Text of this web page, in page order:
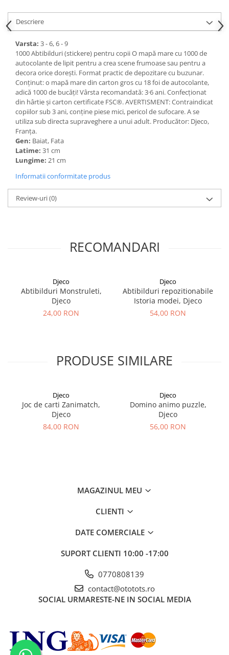
Descriere
Varsta: 3 - 6, 6 - 9
1000 Abtibilduri (stickere) pentru copii O mapă mare cu 1000 de
autocolante de lipit pentru a crea scene frumoase sau pentru a
decora orice dorești. Format practic de depozitare cu buzunar.
Conținut: o mapă mare din carton gros cu 18 foi de autocolante,
adică 1000 de bucăți! Vârsta recomandată: 3·6 ani. Confecționat
din hârtie și carton certificate FSC®. AVERTISMENT: Contraindicat
copiilor sub 3 ani, conține piese mici, pericol de sufocare. A se
utiliza sub directa supraveghere a unui adult. Producător: Djeco,
Franța.
Gen: Baiat, Fata
Latime: 31 cm
Lungime: 21 cm
Informatii conformitate produs
Review-uri(0)
RECOMANDARI
Djeco
Abtibilduri Monstruleti,
Djeco
24,00 RON
Djeco
Abtibilduri repozitionabile
Istoria modei, Djeco
54,00 RON
PRODUSE SIMILARE
Djeco
Joc de carti Zanimatch,
Djeco
84,00 RON
Djeco
Domino animo puzzle,
Djeco
56,00 RON
MAGAZINUL MEU
CLIENTI
DATE COMERCIALE
SUPORT CLIENTI 10:00 -17:00
0770808139
contact@ototots.ro
SOCIAL URMARESTE-NE IN SOCIAL MEDIA